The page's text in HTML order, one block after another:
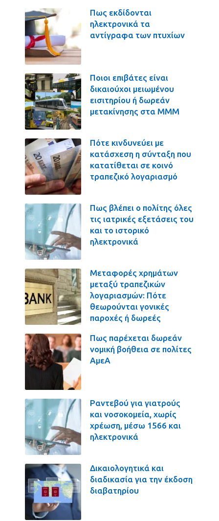
Πως εκδίδονται
ηλεκτρονικά τα
αντίγραφα των πτυχίων
Ποιοι επιβάτες είναι
δικαιούχοι μειωμένου
εισιτηρίου ή δωρεάν
μετακίνησης στα ΜΜΜ
Πότε κινδυνεύει με
κατάσχεση η σύνταξη που
κατατίθεται σε κοινό
τραπεζικό λογαριασμό
Πως βλέπει ο πολίτης όλες
τις ιατρικές εξετάσεις του
και το ιστορικό
ηλεκτρονικά
Μεταφορές χρημάτων
μεταξύ τραπεζικών
λογαριασμών: Πότε
θεωρούνται γονικές
παροχές ή δωρεές
Πως παρέχεται δωρεάν
νομική βοήθεια σε πολίτες
ΑμεΑ
Ραντεβού για γιατρούς
και νοσοκομεία, χωρίς
χρέωση, μέσω 1566 και
ηλεκτρονικά
Δικαιολογητικά και
διαδικασία για την έκδοση
διαβατηρίου